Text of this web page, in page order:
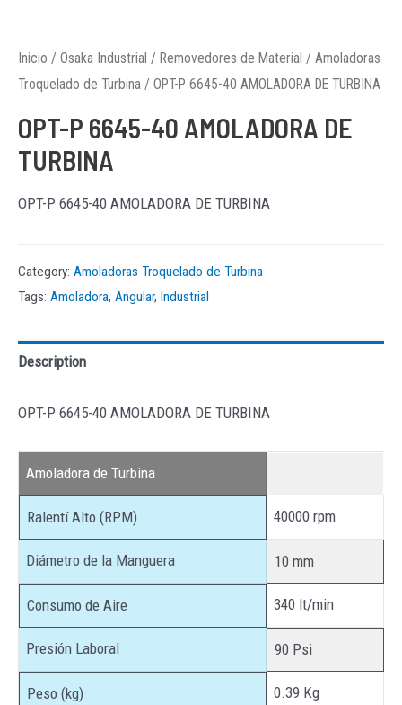
Inicio / Osaka Industrial / Removedores de Material / Amoladoras
Troquelado de Turbina / OPT-P 6645-40 AMOLADORA DE TURBINA
OPT-P 6645-40 AMOLADORA DE
TURBINA
OPT-P 6645-40 AMOLADORA DE TURBINA
Category: Amoladoras Troquelado de Turbina
Tags: Amoladora, Angular, Industrial
Description
OPT-P 6645-40 AMOLADORA DE TURBINA
Amoladora de Turbina
Ralentí Alto (RPM) 40000 rpm
Diámetro de la Manguera 10 mm
Consumo de Aire 340 lt/min
Presión Laboral 90 Psi
Peso (kg) 0.39 Kg